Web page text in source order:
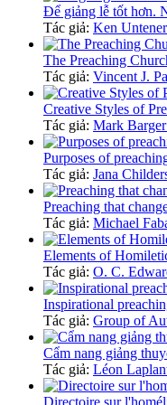
Để giảng lễ tốt hơn.
Tác giả: Ken Untener
The Preaching
Tác giả: Vincent J.
Creative Styles of
Tác giả: Mark
Purposes of
Tác giả: Jana
Preaching that
Tác giả: Michael
Elements of
Tác giả: O. C.
Inspirational
Tác giả: Group of
Cẩm nang giảng
Tác giả: Léon
Directoire sur